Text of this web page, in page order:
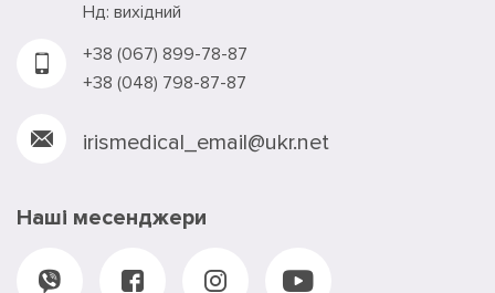
Нд: вихідний
+38 (067) 899-78-87
+38 (048) 798-87-87
irismedical_email@ukr.net
Наші месенджери